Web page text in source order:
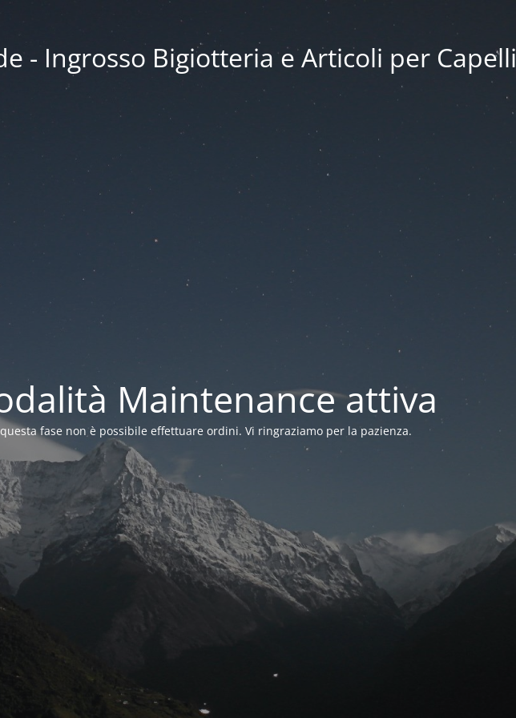
- Ingrosso Bigiotteria e Articoli per Capelli
Maintenance attiva
fase non è possibile effettuare ordini. Vi ringraziamo per la pazienza.